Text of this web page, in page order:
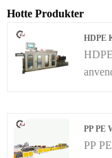
Hotte Produkter
HDPE
blandt
PP PE
PP